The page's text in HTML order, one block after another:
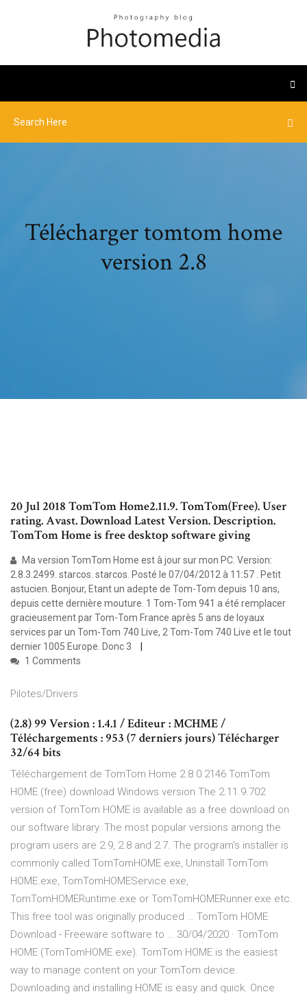
Télécharger tomtom home
version 2.8
20 Jul 2018 TomTom Home2.11.9. TomTom(Free). User
rating. Avast. Download Latest Version. Description.
TomTom Home is free desktop software giving
Ma version TomTom Home est à jour sur mon PC. Version:
2.8.3.2499. starcos. starcos. Posté le 07/04/2012 à 11:57 . Petit
astucien. Bonjour, Etant un adepte de Tom-Tom depuis 10 ans,
depuis cette dernière mouture. 1 Tom-Tom 941 a été remplacer
gracieusement par Tom-Tom France après 5 ans de loyaux
services par un Tom-Tom 740 Live, 2 Tom-Tom 740 Live et le tout
dernier 1005 Europe. Donc 3
1 Comments
Pilotes/Drivers
(2.8) 99 Version : 1.4.1 / Editeur : MCHME /
Téléchargements : 953 (7 derniers jours) Télécharger
32/64 bits
Téléchargement de TomTom Home 2.8.0.2146 TomTom
HOME (free) download Windows version The 2.11.9.702
version of TomTom HOME is available as a free download on
our software library. The most popular versions among the
program users are 2.9, 2.8 and 2.7. The program's installer is
commonly called TomTomHOME.exe, Uninstall TomTom
HOME.exe, TomTomHOMEService.exe,
TomTomHOMERuntime.exe or TomTomHOMERunner.exe etc.
This free tool was originally produced … TomTom HOME
Download - Freeware software to … 30/04/2020 · TomTom
HOME (TomTomHOME.exe). TomTom HOME is the easiest
way to manage content on your TomTom device.
Downloading and installing HOME is easy and quick. Once